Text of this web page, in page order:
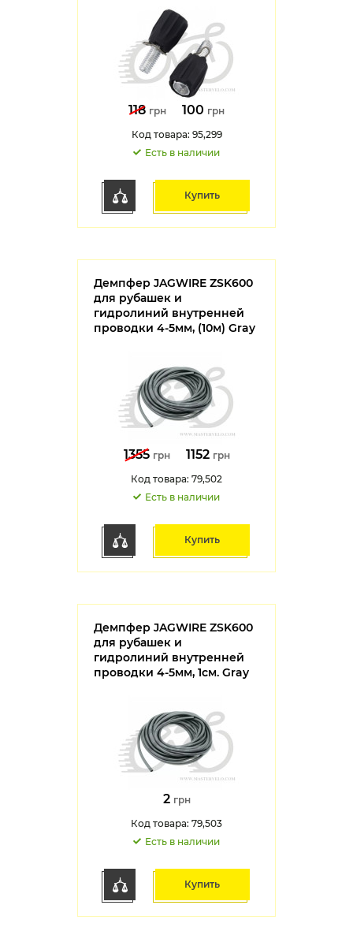
118 грн 100 грн
Код товара: 95,299
Есть в наличии
Купить
Демпфер JAGWIRE ZSK600
для рубашек и
гидролиний внутренней
проводки 4-5мм, (10м) Gray
1355 грн 1152 грн
Код товара: 79,502
Есть в наличии
Купить
Демпфер JAGWIRE ZSK600
для рубашек и
гидролиний внутренней
проводки 4-5мм, 1см. Gray
2 грн
Код товара: 79,503
Есть в наличии
Купить